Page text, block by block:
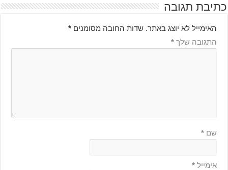
כתיבת תגובה
האימייל לא יוצג באתר. שדות החובה מסומנים *
התגובה שלך *
שם *
אימייל *